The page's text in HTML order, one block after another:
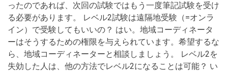
ったのであれば、次回の試験ではもう一度筆記試験を受け
る必要があります。 レベル2試験は遠隔地受験（=オンラ
イン）で受験してもいいの？ はい。地域コーディネータ
ーはそうするための権限を与えられています。希望するな
ら、地域コーディネーターと相談しましょう。 レベル2を
失効した人は、他の方法でレベル2になることは可能？ い